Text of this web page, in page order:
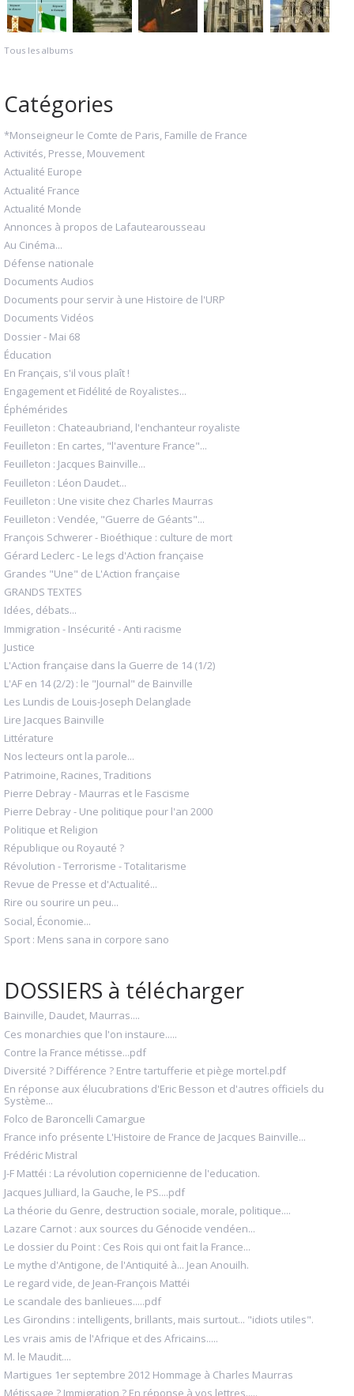
Tous les albums
Catégories
*Monseigneur le Comte de Paris, Famille de France
Activités, Presse, Mouvement
Actualité Europe
Actualité France
Actualité Monde
Annonces à propos de Lafautearousseau
Au Cinéma...
Défense nationale
Documents Audios
Documents pour servir à une Histoire de l'URP
Documents Vidéos
Dossier - Mai 68
Éducation
En Français, s'il vous plaît !
Engagement et Fidélité de Royalistes...
Éphémérides
Feuilleton : Chateaubriand, l'enchanteur royaliste
Feuilleton : En cartes, "l'aventure France"...
Feuilleton : Jacques Bainville...
Feuilleton : Léon Daudet...
Feuilleton : Une visite chez Charles Maurras
Feuilleton : Vendée, "Guerre de Géants"...
François Schwerer - Bioéthique : culture de mort
Gérard Leclerc - Le legs d'Action française
Grandes "Une" de L'Action française
GRANDS TEXTES
Idées, débats...
Immigration - Insécurité - Anti racisme
Justice
L'Action française dans la Guerre de 14 (1/2)
L'AF en 14 (2/2) : le "Journal" de Bainville
Les Lundis de Louis-Joseph Delanglade
Lire Jacques Bainville
Littérature
Nos lecteurs ont la parole...
Patrimoine, Racines, Traditions
Pierre Debray - Maurras et le Fascisme
Pierre Debray - Une politique pour l'an 2000
Politique et Religion
République ou Royauté ?
Révolution - Terrorisme - Totalitarisme
Revue de Presse et d'Actualité...
Rire ou sourire un peu...
Social, Économie...
Sport : Mens sana in corpore sano
DOSSIERS à télécharger
Bainville, Daudet, Maurras....
Ces monarchies que l'on instaure.....
Contre la France métisse...pdf
Diversité ? Différence ? Entre tartufferie et piège mortel.pdf
En réponse aux élucubrations d'Eric Besson et d'autres officiels du
Système...
Folco de Baroncelli Camargue
France info présente L'Histoire de France de Jacques Bainville...
Frédéric Mistral
J-F Mattéi : La révolution copernicienne de l'education.
Jacques Julliard, la Gauche, le PS....pdf
La théorie du Genre, destruction sociale, morale, politique....
Lazare Carnot : aux sources du Génocide vendéen...
Le dossier du Point : Ces Rois qui ont fait la France...
Le mythe d'Antigone, de l'Antiquité à... Jean Anouilh.
Le regard vide, de Jean-François Mattéi
Le scandale des banlieues.....pdf
Les Girondins : intelligents, brillants, mais surtout... "idiots utiles".
Les vrais amis de l'Afrique et des Africains.....
M. le Maudit....
Martigues 1er septembre 2012 Hommage à Charles Maurras
Métissage ? Immigration ? En réponse à vos lettres.....